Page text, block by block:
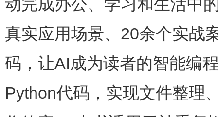
动完成办公、学习和生活中
真实应用场景、20余个实战
码，让AI成为读者的智能编
Python代码，实现文件整理